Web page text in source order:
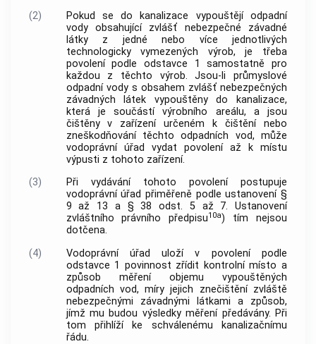
(2)
Pokud se do kanalizace vypouštějí odpadní
vody obsahující zvlášť nebezpečné závadné
látky z jedné nebo více jednotlivých
technologicky vymezených výrob, je třeba
povolení podle odstavce 1 samostatně pro
každou z těchto výrob. Jsou-li průmyslové
odpadní vody s obsahem zvlášť nebezpečných
závadných látek vypouštěny do kanalizace,
která je součástí výrobního areálu, a jsou
čištěny v zařízení určeném k čištění nebo
zneškodňování těchto odpadních vod, může
vodoprávní úřad vydat povolení až k místu
výpusti z tohoto zařízení.
(3)
Při vydávání tohoto povolení postupuje
vodoprávní úřad přiměřeně podle ustanovení §
9 až 13 a § 38 odst. 5 až 7. Ustanovení
zvláštního právního předpisu10a) tím nejsou
dotčena.
(4)
Vodoprávní úřad uloží v povolení podle
odstavce 1 povinnost zřídit kontrolní místo a
způsob měření objemu vypouštěných
odpadních vod, míry jejich znečištění zvláště
nebezpečnými závadnými látkami a způsob,
jímž mu budou výsledky měření předávány. Při
tom přihlíží ke schválenému kanalizačnímu
řádu.